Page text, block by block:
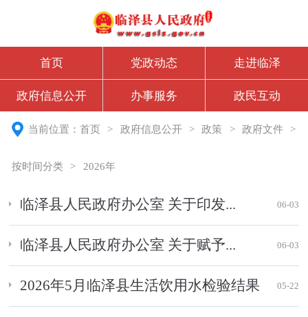
首页 党政动态 走进临泽
政府信息公开 办事服务 政民互动
当前位置：首页 > 政府信息公开 > 政策 > 政府文件 >
按时间分类 > 2026年
临泽县人民政府办公室 关于印发... 06-03
临泽县人民政府办公室 关于赋予... 06-03
2026年5月临泽县生活饮用水检验结果 05-22